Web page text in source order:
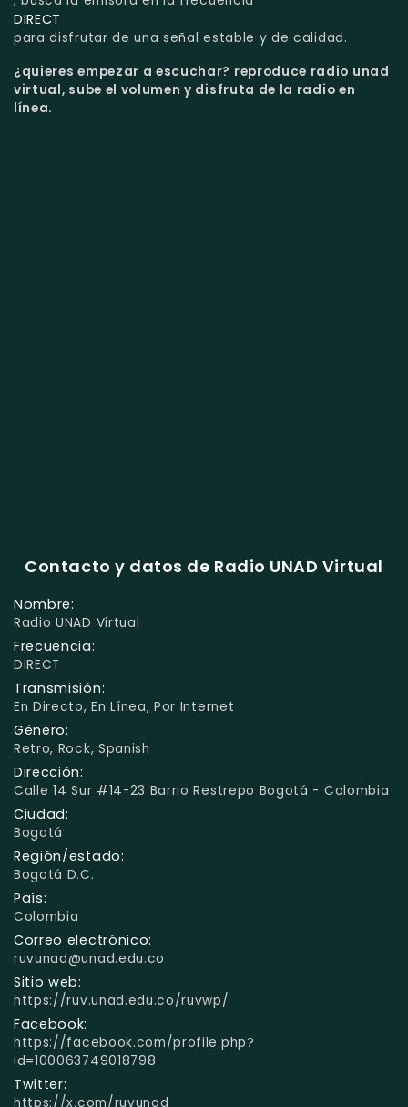
DIRECT
para disfrutar de una señal estable y de calidad.
¿quieres empezar a escuchar? reproduce radio unad
virtual, sube el volumen y disfruta de la radio en
línea.
Contacto y datos de Radio UNAD Virtual
Nombre:
Radio UNAD Virtual
Frecuencia:
DIRECT
Transmisión:
En Directo, En Línea, Por Internet
Género:
Retro, Rock, Spanish
Dirección:
Calle 14 Sur #14-23 Barrio Restrepo Bogotá - Colombia
Ciudad:
Bogotá
Región/estado:
Bogotá D.C.
País:
Colombia
Correo electrónico:
ruvunad@unad.edu.co
Sitio web:
https://ruv.unad.edu.co/ruvwp/
Facebook:
https://facebook.com/profile.php?
id=100063749018798
Twitter:
https://x.com/ruvunad